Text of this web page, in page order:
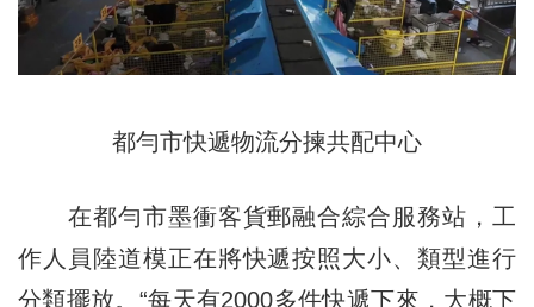
都勻市快遞物流分揀共配中心
在都勻市墨衝客貨郵融合綜合服務站，工
作人員陸道模正在將快遞按照大小、類型進行
分類擺放。“每天有2000多件快遞下來，大概下